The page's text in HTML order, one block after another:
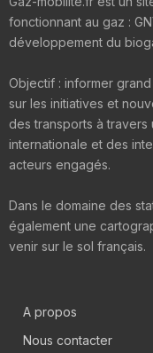
fonctionnant au gaz :
développement du
Objectif : informer
sur les initiatives et
des transports à
internationale et des
acteurs engagés.
Dans le domaine des
également une
venir sur le sol français.
A propos
Nous contacter